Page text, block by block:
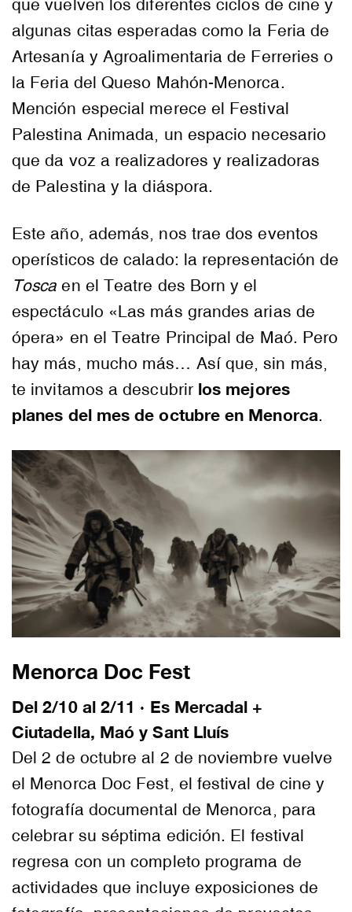
que vuelven los diferentes ciclos de cine y
algunas citas esperadas como la Feria de
Artesanía y Agroalimentaria de Ferreries o
la Feria del Queso Mahón-Menorca.
Mención especial merece el Festival
Palestina Animada, un espacio necesario
que da voz a realizadores y realizadoras
de Palestina y la diáspora.
Este año, además, nos trae dos eventos
operísticos de calado: la representación de
Tosca en el Teatre des Born y el
espectáculo «Las más grandes arias de
ópera» en el Teatre Principal de Maó. Pero
hay más, mucho más… Así que, sin más,
te invitamos a descubrir los mejores
planes del mes de octubre en Menorca.
Menorca Doc Fest
Del 2/10 al 2/11 · Es Mercadal +
Ciutadella, Maó y Sant Lluís
Del 2 de octubre al 2 de noviembre vuelve
el Menorca Doc Fest, el festival de cine y
fotografía documental de Menorca, para
celebrar su séptima edición. El festival
regresa con un completo programa de
actividades que incluye exposiciones de